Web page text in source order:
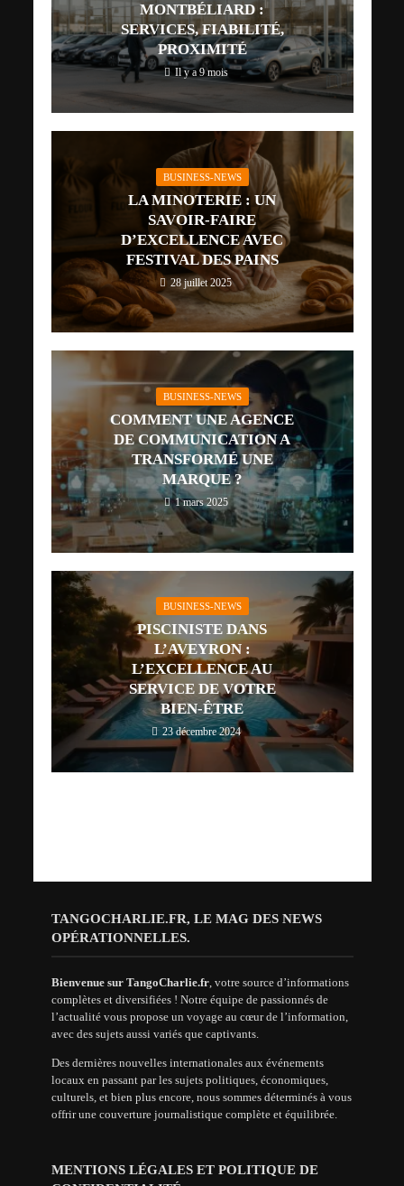
MONTBÉLIARD :
SERVICES, FIABILITÉ,
PROXIMITÉ
Il y a 9 mois
BUSINESS-NEWS
LA MINOTERIE : UN
SAVOIR-FAIRE
D’EXCELLENCE AVEC
FESTIVAL DES PAINS
28 juillet 2025
BUSINESS-NEWS
COMMENT UNE AGENCE
DE COMMUNICATION A
TRANSFORMÉ UNE
MARQUE ?
1 mars 2025
BUSINESS-NEWS
PISCINISTE DANS
L’AVEYRON :
L’EXCELLENCE AU
SERVICE DE VOTRE
BIEN-ÊTRE
23 décembre 2024
TANGOCHARLIE.FR, LE MAG DES NEWS
OPÉRATIONNELLES.
Bienvenue sur TangoCharlie.fr, votre source d’informations
complètes et diversifiées ! Notre équipe de passionnés de
l’actualité vous propose un voyage au cœur de l’information,
avec des sujets aussi variés que captivants.
Des dernières nouvelles internationales aux événements
locaux en passant par les sujets politiques, économiques,
culturels, et bien plus encore, nous sommes déterminés à vous
offrir une couverture journalistique complète et équilibrée.
MENTIONS LÉGALES ET POLITIQUE DE